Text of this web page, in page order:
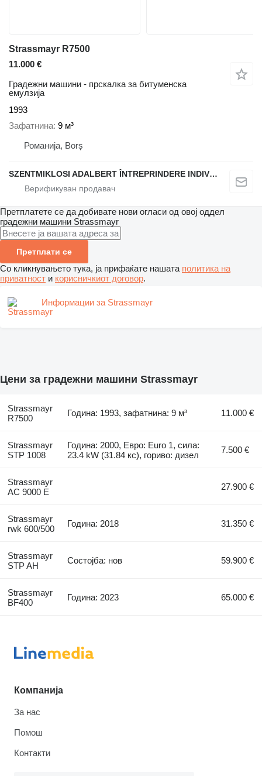
Strassmayr R7500
11.000 €
Градежни машини - прскалка за битуменска
емулзија
1993
Зафатнина 9 м³
Романија, Borș
SZENTMIKLOSI ADALBERT ÎNTREPRINDERE INDIVIDUALĂ
Претплатете се да добивате нови огласи од овој оддел
градежни машини Strassmayr
Претплати се
Со кликнувањето тука, ја прифаќате нашата политика на
приватност и корисничкиот договор.
Информации за Strassmayr
Цени за градежни машини Strassmayr
Strassmayr
R7500
Година: 1993, зафатнина: 9 м³ 11.000 €
Strassmayr
STP 1008
Година: 2000, Евро: Euro 1, сила:
23.4 kW (31.84 кс), гориво: дизел
7.500 €
Strassmayr
AC 9000 E
27.900 €
Strassmayr
rwk 600/500
Година: 2018 31.350 €
Strassmayr
STP AH
Состојба: нов 59.900 €
Strassmayr
BF400
Година: 2023 65.000 €
Компанија
За нас
Помош
Контакти